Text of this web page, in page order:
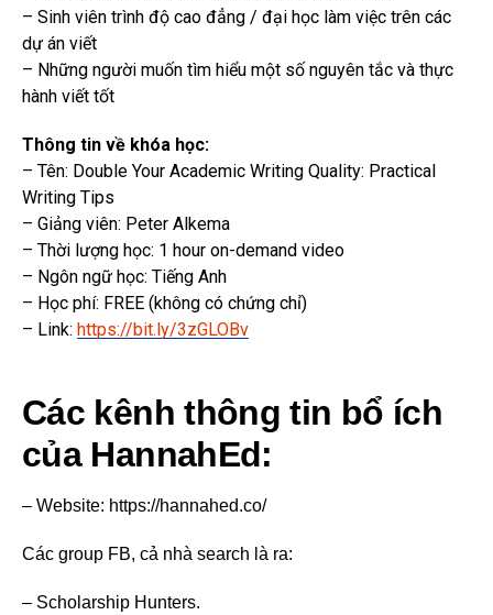
– Sinh viên trình độ cao đẳng / đại học làm việc trên các
dự án viết
– Những người muốn tìm hiểu một số nguyên tắc và thực
hành viết tốt
Thông tin về khóa học:
– Tên: Double Your Academic Writing Quality: Practical
Writing Tips
– Giảng viên: Peter Alkema
– Thời lượng học: 1 hour on-demand video
– Ngôn ngữ học: Tiếng Anh
– Học phí: FREE (không có chứng chỉ)
– Link: https://bit.ly/3zGLOBv
Các kênh thông tin bổ ích
của HannahEd:
– Website: https://hannahed.co/
Các group FB, cả nhà search là ra:
– Scholarship Hunters.